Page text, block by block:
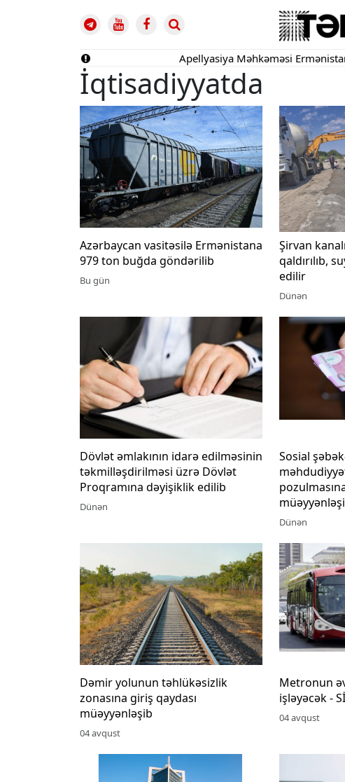
Apellyasiya Məhkəməsi Ermənistan
İqtisadiyyatda
Azərbaycan vasitəsilə Ermənistana
979 ton buğda göndərilib
Bu gün
Şirvan
qaldırılıb,
edilir
Dünən
Dövlət əmlakının idarə edilməsinin
təkmilləşdirilməsi üzrə Dövlət
Proqramına dəyişiklik edilib
Dünən
Sosial
Dünən
Dəmir yolunun təhlükəsizlik
zonasına giriş qaydası
müəyyənləşib
04 avqust
Metronun
işləyəcək -
04 avqust